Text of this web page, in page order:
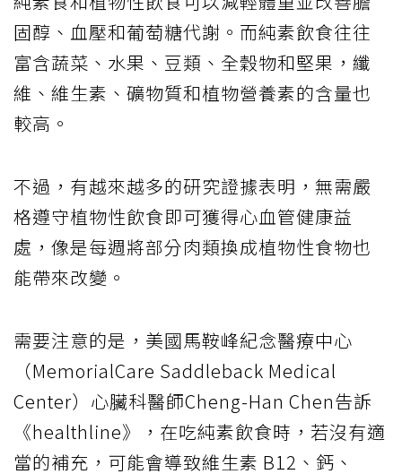
固醇、血壓和葡萄糖代謝。而純素飲食往往
富含蔬菜、水果、豆類、全穀物和堅果，纖
維、維生素、礦物質和植物營養素的含量也
較高。
不過，有越來越多的研究證據表明，無需嚴
格遵守植物性飲食即可獲得心血管健康益
處，像是每週將部分肉類換成植物性食物也
能帶來改變。
需要注意的是，美國馬鞍峰紀念醫療中心
（MemorialCare Saddleback Medical
Center）心臟科醫師Cheng-Han Chen告訴
《healthline》，在吃純素飲食時，若沒有適
當的補充，可能會導致維生素 B12、鈣、